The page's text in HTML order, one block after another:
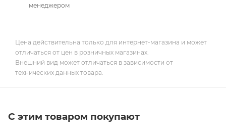
менеджером
Цена действительна только для интернет-магазина и может
отличаться от цен в розничных магазинах.
Внешний вид может отличаться в зависимости от
технических данных товара.
С этим товаром покупают